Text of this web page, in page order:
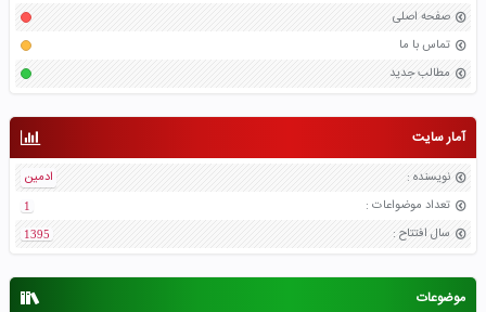
صفحه اصلی
تماس با ما
مطالب جدید
آمار سایت
نویسنده :
ادمین
تعداد موضواعات :
1
سال افتتاح :
1395
موضوعات